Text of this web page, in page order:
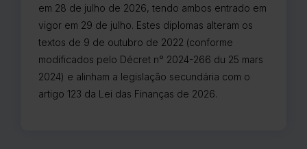
em 28 de julho de 2026, tendo ambos entrado em
vigor em 29 de julho. Estes diplomas alteram os
textos de 9 de outubro de 2022 (conforme
modificados pelo Décret n° 2024-266 du 25 mars
2024) e alinham a legislação secundária com o
artigo 123 da Lei das Finanças de 2026.